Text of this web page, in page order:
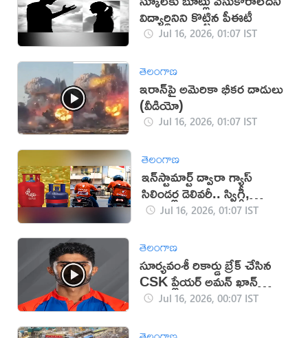
విద్యార్థినిని కొట్టిన పీఈటీ
Jul 16, 2026, 01:07 IST
తెలంగాణ
ఇరాన్‌పై అమెరికా భీకర దాడులు
(వీడియో)
Jul 16, 2026, 01:07 IST
తెలంగాణ
ఇన్‌స్టామార్ట్ ద్వారా గ్యాస్
సిలిండర్ల డెలివరీ.. స్విగ్గీ,
హెచ్‌పీసీఎల్‌ ఒప్పందం
Jul 16, 2026, 01:07 IST
తెలంగాణ
సూర్యవంశీ రికార్డు బ్రేక్ చేసిన
CSK ప్లేయర్ అమన్ ఖాన్
(వీడియో)
Jul 16, 2026, 00:07 IST